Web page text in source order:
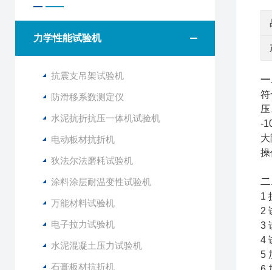
力学性能试验机
抗震支吊架试验机
防滑移系数测定仪
水泥抗折抗压一体机试验机
电动板材抗折机
狄法尔法磨耗试验机
涂料涂层耐温变性试验机
万能材料试验机
电子拉力试验机
水泥混凝土压力试验机
石膏板材抗折机
一
符
-
操
二
1
2
3
4
5